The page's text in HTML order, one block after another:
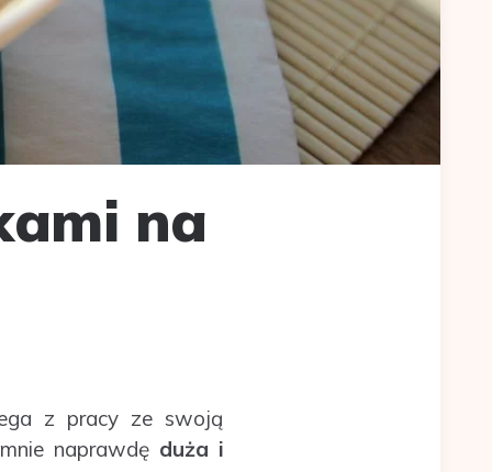
na
z pracy ze swoją
naprawdę duża i